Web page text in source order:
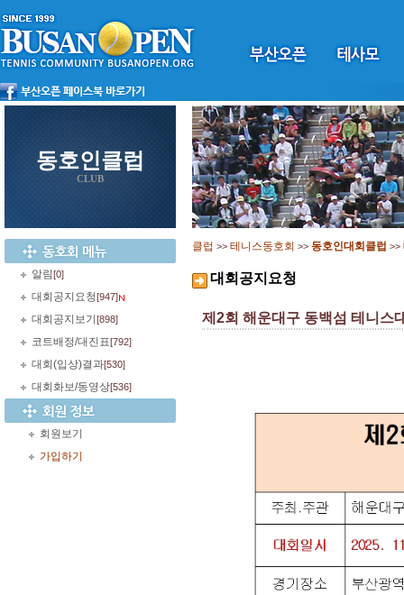
동호인클럽
CLUB
알림[0]
대회공지요청[947]
대회공지보기 [898]
코트배정/대진표[792]
대회(입상)결과[530]
대회화보/동영상[536]
회원보기
가입하기
클럽 >> 테니스동호회 >> 동호인대회클럽 >>
대회공지요청
제2회 해운대구 동백섬 테니스